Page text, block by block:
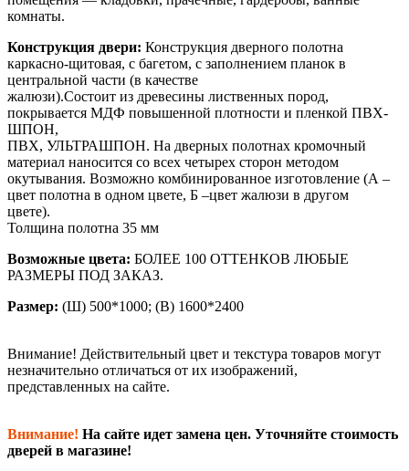
комнаты.
Конструкция двери: Конструкция дверного полотна
каркасно-щитовая, с багетом, с заполнением планок в
центральной части (в качестве
жалюзи).Состоит из древесины лиственных пород,
покрывается МДФ повышенной плотности и пленкой ПВХ-
ШПОН,
ПВХ, УЛЬТРАШПОН. На дверных полотнах кромочный
материал наносится со всех четырех сторон методом
окутывания. Возможно комбинированное изготовление (А –
цвет полотна в одном цвете, Б –цвет жалюзи в другом
цвете).
Толщина полотна 35 мм
Возможные цвета: БОЛЕЕ 100 ОТТЕНКОВ ЛЮБЫЕ
РАЗМЕРЫ ПОД ЗАКАЗ.
Размер: (Ш) 500*1000; (В) 1600*2400
Внимание! Действительный цвет и текстура товаров могут
незначительно отличаться от их изображений,
представленных на сайте.
Внимание! На сайте идет замена цен. Уточняйте стоимость
дверей в магазине!